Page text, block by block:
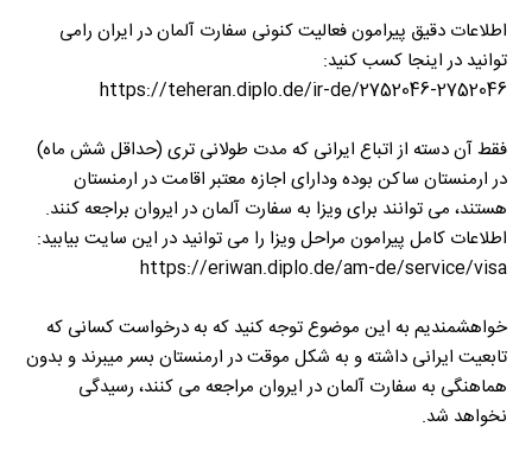
اطلاعات دقيق پیرامون فعاليت کنونی سفارت آلمان در ایران رامى
توانید در اینجا كسب كنيد:
https://teheran.diplo.de/ir-de/2752046-2752046
فقط آن دسته از اتباع ایرانی كه مدت طولانی ترى (حداقل شش ماه)
در ارمنستان ساكن بوده وداراى اجازه معتبر اقامت در ارمنستان
هستند، می توانند براى ويزا به سفارت آلمان در ايروان براجعه کنند.
اطلاعات کامل پیرامون مراحل ويزا را می توانيد در این سایت بیابید:
https://eriwan.diplo.de/am-de/service/visa
خواهشمندیم به این موضوع توجه کنید كه به درخواست کسانی كه
تابعیت ايرانى داشته و به شكل موقت در ارمنستان بسر میبرند و بدون
هماهنگی به سفارت آلمان در ایروان مراجعه مى کنند، رسیدگی
نخواهد شد.